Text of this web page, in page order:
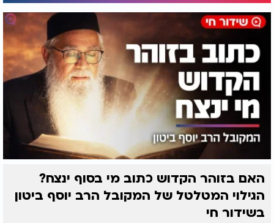
האם בזוהר הקדוש כתוב מי בסוף ינצח?
הגילוי המטלטל של המקובל הרב יוסף ביטון
בשידור חי